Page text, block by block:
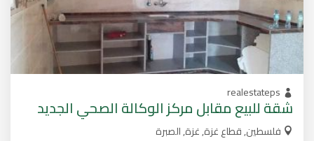
realestateps
شقة للبيع مقابل مركز الوكالة الصحي الجديد
فلسطين, قطاع غزة, غزة, الصبرة